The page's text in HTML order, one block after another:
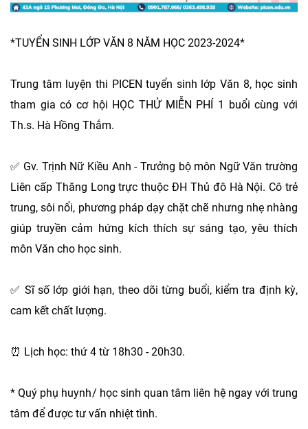
*TUYỂN SINH LỚP VĂN 8 NĂM HỌC 2023-2024*
Trung tâm luyện thi PICEN tuyển sinh lớp Văn 8, học sinh
tham gia có cơ hội HỌC THỬ MIỄN PHÍ 1 buổi cùng với
Th.s. Hà Hồng Thắm.
✅ Gv. Trịnh Nữ Kiều Anh - Trưởng bộ môn Ngữ Văn trường
Liên cấp Thăng Long trực thuộc ĐH Thủ đô Hà Nội. Cô trẻ
trung, sôi nổi, phương pháp dạy chặt chẽ nhưng nhẹ nhàng
giúp truyền cảm hứng kích thích sự sáng tạo, yêu thích
môn Văn cho học sinh.
✅ Sĩ số lớp giới hạn, theo dõi từng buổi, kiểm tra định kỳ,
cam kết chất lượng.
⏰ Lịch học: thứ 4 từ 18h30 - 20h30.
* Quý phụ huynh/ học sinh quan tâm liên hệ ngay với trung
tâm để được tư vấn nhiệt tình.